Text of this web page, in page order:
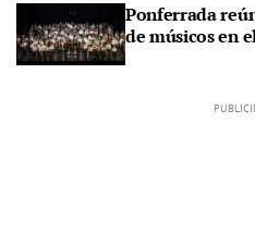
Ponferrada
de músicos en